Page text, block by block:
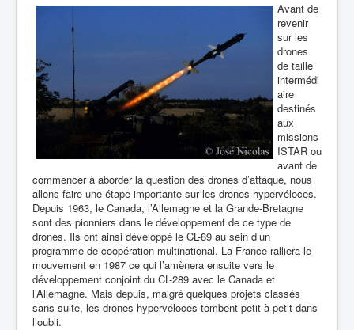
Avant de
revenir
sur les
drones
de taille
intermédi
aire
destinés
aux
missions
ISTAR ou
avant de
commencer à aborder la question des drones d’attaque, nous
allons faire une étape importante sur les drones hypervéloces.
Depuis 1963, le Canada, l’Allemagne et la Grande-Bretagne
sont des pionniers dans le développement de ce type de
drones. Ils ont ainsi développé le CL-89 au sein d’un
programme de coopération multinational. La France ralliera le
mouvement en 1987 ce qui l’amènera ensuite vers le
développement conjoint du CL-289 avec le Canada et
l’Allemagne. Mais depuis, malgré quelques projets classés
sans suite, les drones hypervéloces tombent petit à petit dans
l’oubli.